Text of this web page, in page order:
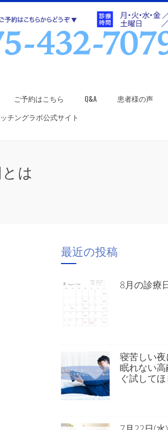
ご予約はこちら Q&A
患者様の声
ッチングラボ公式サイト
とは
最近の投稿
8月の診療
寝苦しい
眠れない
ぐ試して